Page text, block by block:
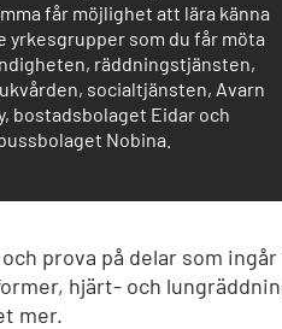
får möjlighet att lära känna
yrkesgrupper som du får möta
räddningstjänsten,
socialtjänsten, Avarn
bostadsbolaget Eidar och
Nobina.
prova på delar som ingår
hjärt- och
mer.